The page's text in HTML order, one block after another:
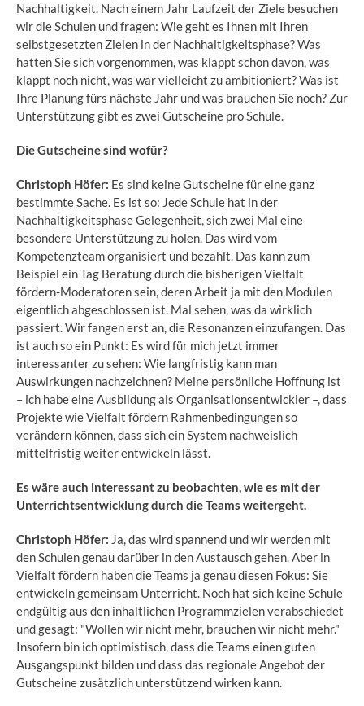
Nachhaltigkeit. Nach einem Jahr Laufzeit der Ziele besuchen
wir die Schulen und fragen: Wie geht es Ihnen mit Ihren
selbstgesetzten Zielen in der Nachhaltigkeitsphase? Was
hatten Sie sich vorgenommen, was klappt schon davon, was
klappt noch nicht, was war vielleicht zu ambitioniert? Was ist
Ihre Planung fürs nächste Jahr und was brauchen Sie noch? Zur
Unterstützung gibt es zwei Gutscheine pro Schule.
Die Gutscheine sind wofür?
Christoph Höfer: Es sind keine Gutscheine für eine ganz
bestimmte Sache. Es ist so: Jede Schule hat in der
Nachhaltigkeitsphase Gelegenheit, sich zwei Mal eine
besondere Unterstützung zu holen. Das wird vom
Kompetenzteam organisiert und bezahlt. Das kann zum
Beispiel ein Tag Beratung durch die bisherigen Vielfalt
fördern-Moderatoren sein, deren Arbeit ja mit den Modulen
eigentlich abgeschlossen ist. Mal sehen, was da wirklich
passiert. Wir fangen erst an, die Resonanzen einzufangen. Das
ist auch so ein Punkt: Es wird für mich jetzt immer
interessanter zu sehen: Wie langfristig kann man
Auswirkungen nachzeichnen? Meine persönliche Hoffnung ist
– ich habe eine Ausbildung als Organisationsentwickler –, dass
Projekte wie Vielfalt fördern Rahmenbedingungen so
verändern können, dass sich ein System nachweislich
mittelfristig weiter entwickeln lässt.
Es wäre auch interessant zu beobachten, wie es mit der
Unterrichtsentwicklung durch die Teams weitergeht.
Christoph Höfer: Ja, das wird spannend und wir werden mit
den Schulen genau darüber in den Austausch gehen. Aber in
Vielfalt fördern haben die Teams ja genau diesen Fokus: Sie
entwickeln gemeinsam Unterricht. Noch hat sich keine Schule
endgültig aus den inhaltlichen Programmzielen verabschiedet
und gesagt: "Wollen wir nicht mehr, brauchen wir nicht mehr."
Insofern bin ich optimistisch, dass die Teams einen guten
Ausgangspunkt bilden und dass das regionale Angebot der
Gutscheine zusätzlich unterstützend wirken kann.